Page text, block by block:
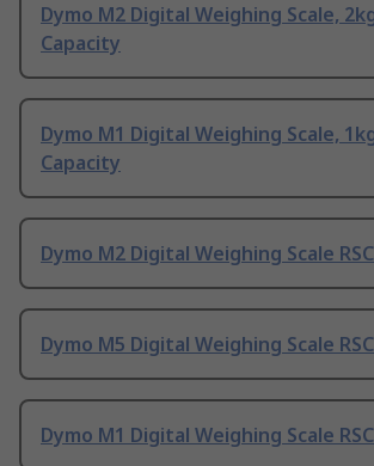
Dymo M2 Digital Weighing Scale,
Capacity
Dymo M1 Digital Weighing Scale,
Capacity
Dymo M2 Digital Weighing Scale
Dymo M5 Digital Weighing Scale
Dymo M1 Digital Weighing Scale